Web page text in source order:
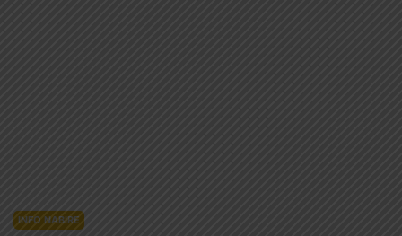
INFO NABIRE